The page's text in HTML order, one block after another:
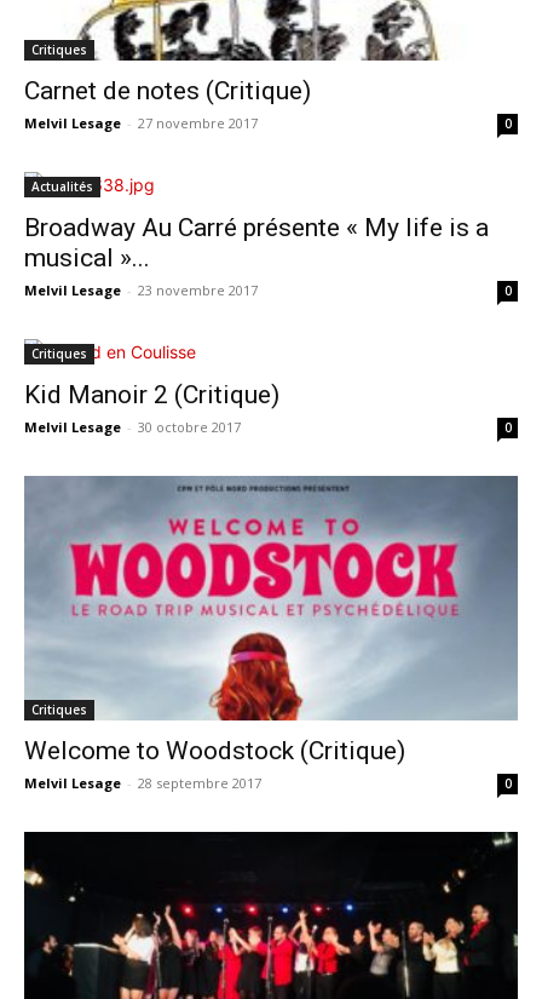
Critiques
Carnet de notes (Critique)
Melvil Lesage - 27 novembre 2017 0
Actualités
Broadway Au Carré présente « My life is a
musical »...
Melvil Lesage - 23 novembre 2017 0
Critiques
Kid Manoir 2 (Critique)
Melvil Lesage - 30 octobre 2017 0
Critiques
Welcome to Woodstock (Critique)
Melvil Lesage - 28 septembre 2017 0